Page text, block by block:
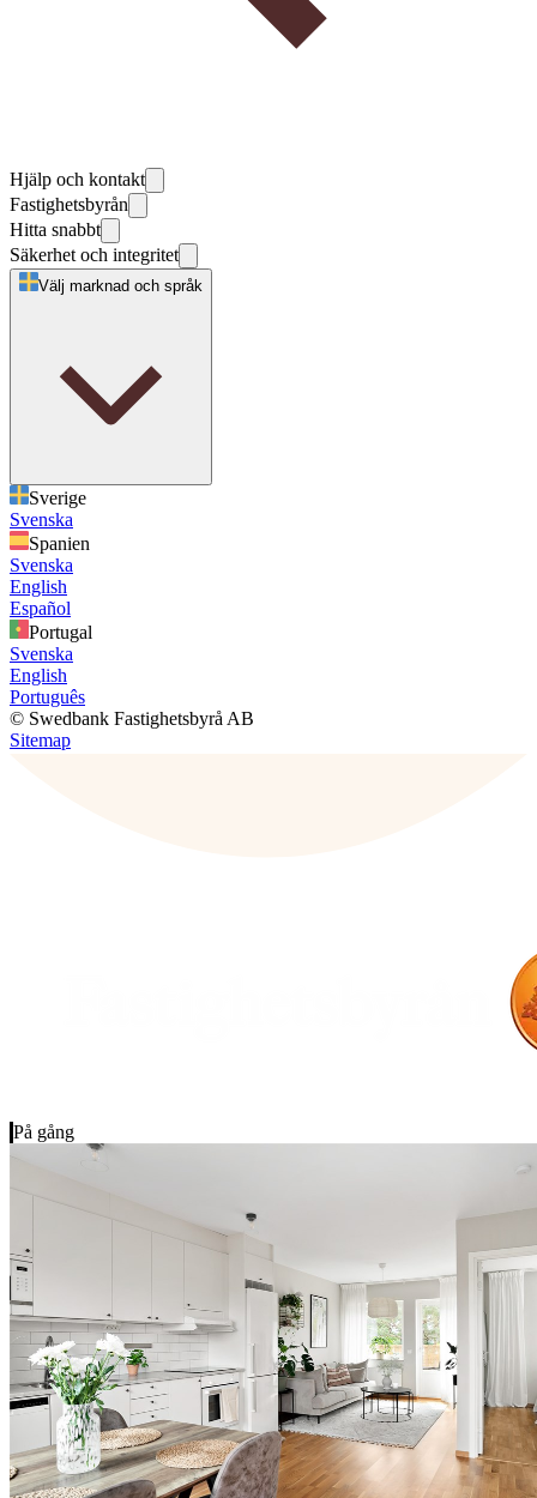
Hjälp och kontakt
Fastighetsbyrån
Hitta snabbt
Säkerhet och integritet
Välj marknad och språk
Sverige
Svenska
Spanien
Svenska
English
Español
Portugal
Svenska
English
Português
© Swedbank Fastighetsbyrå AB
Sitemap
På gång